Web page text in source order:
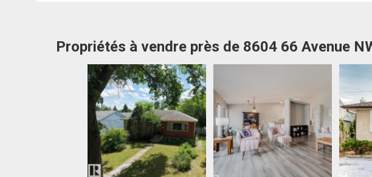
Propriétés à vendre près de 8604 66 Avenue